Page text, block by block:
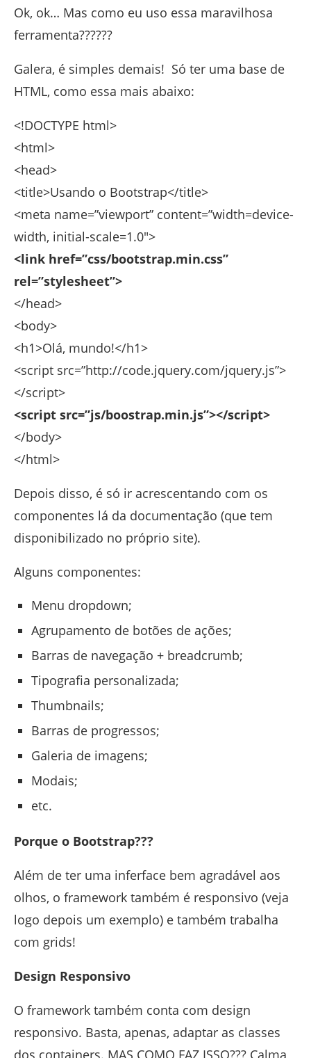
Ok, ok… Mas como eu uso essa maravilhosa
ferramenta??????
Galera, é simples demais! Só ter uma base de
HTML, como essa mais abaixo:
<!DOCTYPE html>
<html>
<head>
<title>Usando o Bootstrap</title>
<meta name=”viewport” content=”width=device-
width, initial-scale=1.0″>
<link href=”css/bootstrap.min.css”
rel=”stylesheet”>
</head>
<body>
<h1>Olá, mundo!</h1>
<script src=”http://code.jquery.com/jquery.js”>
</script>
<script src=”js/boostrap.min.js”></script>
</body>
</html>
Depois disso, é só ir acrescentando com os
componentes lá da documentação (que tem
disponibilizado no próprio site).
Alguns componentes:
Menu dropdown;
Agrupamento de botões de ações;
Barras de navegação + breadcrumb;
Tipografia personalizada;
Thumbnails;
Barras de progressos;
Galeria de imagens;
Modais;
etc.
Porque o Bootstrap???
Além de ter uma inferface bem agradável aos
olhos, o framework também é responsivo (veja
logo depois um exemplo) e também trabalha
com grids!
Design Responsivo
O framework também conta com design
responsivo. Basta, apenas, adaptar as classes